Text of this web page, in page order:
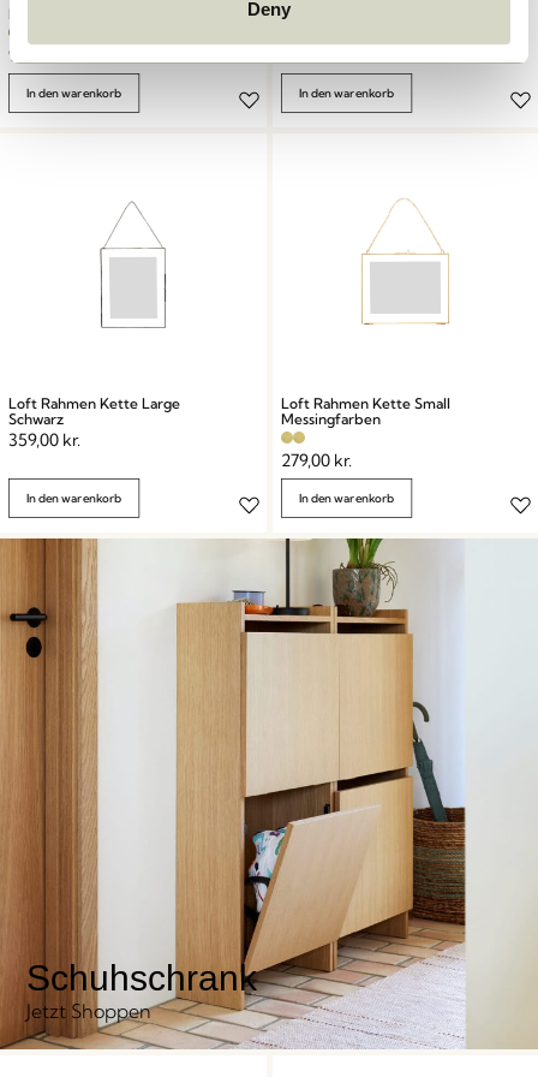
Deny
Plex Rahmen 50×70 Olive
999,00
In den warenkorb
Plex Rahmen 50×50 Sandfarben
In den warenkorb
Loft Rahmen Kette Large
Schwarz
359,00 kr.
In den warenkorb
Loft Rahmen Kette Small
Messingfarben
279,00 kr.
In den warenkorb
Schuhschrank
Jetzt Shoppen